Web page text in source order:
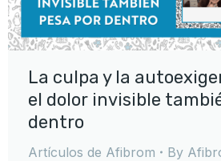
La culpa y la
el dolor invisible
dentro
Artículos de Afibrom By